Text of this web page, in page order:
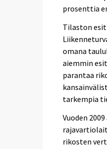
prosenttia
Tilaston
omana
aiemmin
parantaa
tarkempia
Vuoden
rikosten